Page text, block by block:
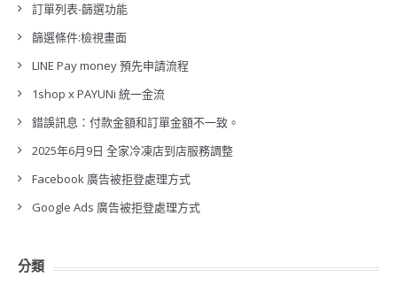
訂單列表-篩選功能
篩選條件:檢視畫面
LINE Pay money 預先申請流程
1shop x PAYUNi 統一金流
錯誤訊息：付款金額和訂單金額不一致。
2025年6月9日 全家冷凍店到店服務調整
Facebook 廣告被拒登處理方式
Google Ads 廣告被拒登處理方式
分類